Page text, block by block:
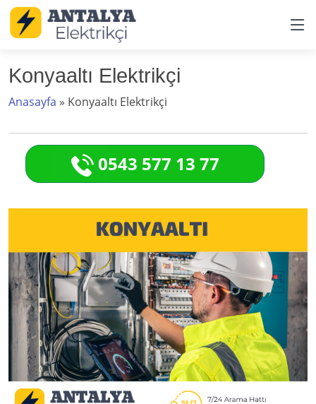
Konyaaltı Elektrikçi
Anasayfa » Konyaaltı Elektrikçi
0543 577 13 77